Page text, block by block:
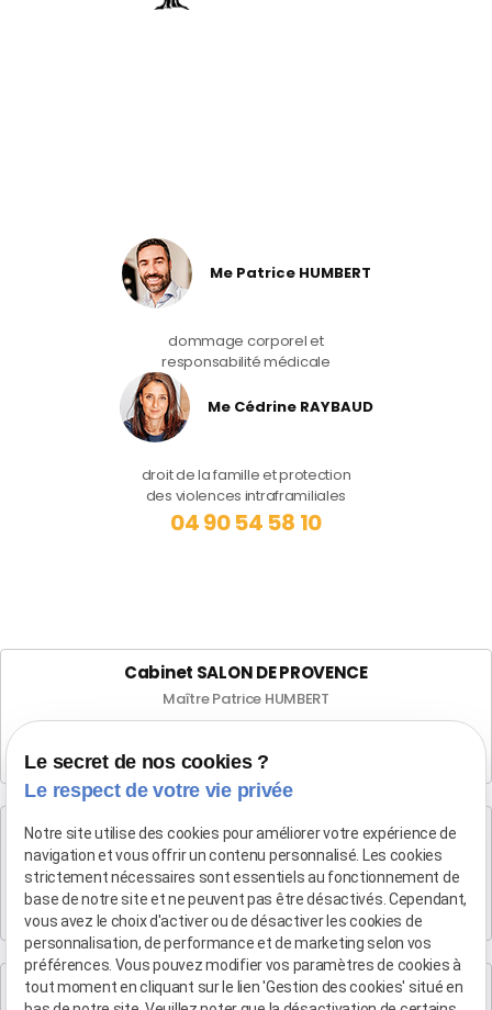
Me Patrice HUMBERT
dommage corporel et
responsabilité médicale
Me Cédrine RAYBAUD
droit de la famille et protection
des violences intraframiliales
04 90 54 58 10
Cabinet SALON DE PROVENCE
Maître Patrice HUMBERT
13300 SALON-DE-PROVENCE
Cabinet d'Aix-en-Provence
Maître Patrice HUMBERT
4 rue du Quatre-Septembre
13100 AIX EN PROVENCE
Cabinet de Marseille
Le secret de nos cookies ?
Le respect de votre vie privée
Notre site utilise des cookies pour améliorer votre expérience de
navigation et vous offrir un contenu personnalisé. Les cookies
strictement nécessaires sont essentiels au fonctionnement de
base de notre site et ne peuvent pas être désactivés. Cependant,
vous avez le choix d'activer ou de désactiver les cookies de
personnalisation, de performance et de marketing selon vos
préférences. Vous pouvez modifier vos paramètres de cookies à
tout moment en cliquant sur le lien 'Gestion des cookies' situé en